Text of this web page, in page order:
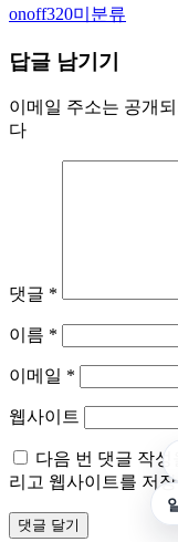
Author
onoff320Categories
미분류
답글 남기기
이메일 주소는 공개
다
댓글 *
이름 *
이메일 *
웹사이트
다음 번 댓글 작성
리고 웹사이트를 저